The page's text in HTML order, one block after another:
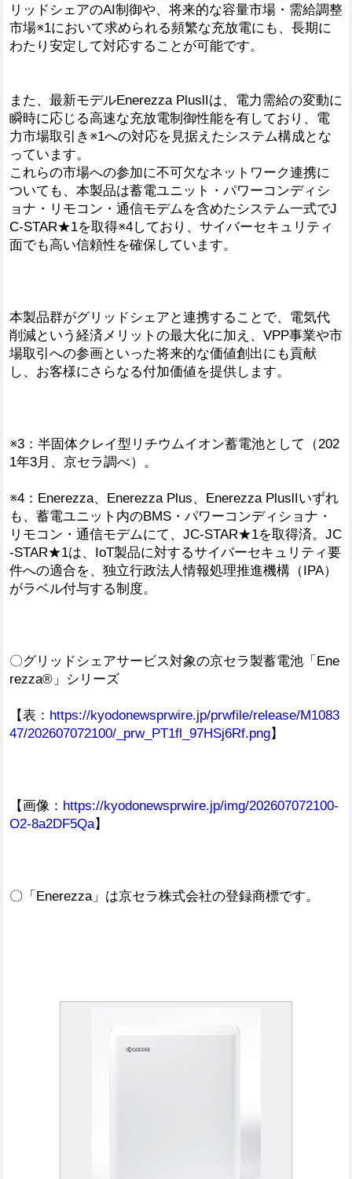
リッドシェアのAI制御や、将来的な容量市場・需給調整
市場※1において求められる頻繁な充放電にも、長期に
わたり安定して対応することが可能です。
また、最新モデルEnerezza PlusⅡは、電力需給の変動に
瞬時に応じる高速な充放電制御性能を有しており、電
力市場取引き※1への対応を見据えたシステム構成とな
っています。
これらの市場への参加に不可欠なネットワーク連携に
ついても、本製品は蓄電ユニット・パワーコンディシ
ョナ・リモコン・通信モデムを含めたシステム一式でJ
C-STAR★1を取得※4しており、サイバーセキュリティ
面でも高い信頼性を確保しています。
本製品群がグリッドシェアと連携することで、電気代
削減という経済メリットの最大化に加え、VPP事業や市
場取引への参画といった将来的な価値創出にも貢献
し、お客様にさらなる付加価値を提供します。
※3：半固体クレイ型リチウムイオン蓄電池として（202
1年3月、京セラ調べ）。
※4：Enerezza、Enerezza Plus、Enerezza PlusⅡいずれ
も、蓄電ユニット内のBMS・パワーコンディショナ・
リモコン・通信モデムにて、JC-STAR★1を取得済。JC
-STAR★1は、IoT製品に対するサイバーセキュリティ要
件への適合を、独立行政法人情報処理推進機構（IPA）
がラベル付与する制度。
〇グリッドシェアサービス対象の京セラ製蓄電池「Ene
rezza®」シリーズ
【表： https://kyodonewsprwire.jp/prwfile/release/M1083
47/202607072100/_prw_PT1fl_97HSj6Rf.png】
【画像： https://kyodonewsprwire.jp/img/202607072100-
O2-8a2DF5Qa】
〇「Enerezza」は京セラ株式会社の登録商標です。